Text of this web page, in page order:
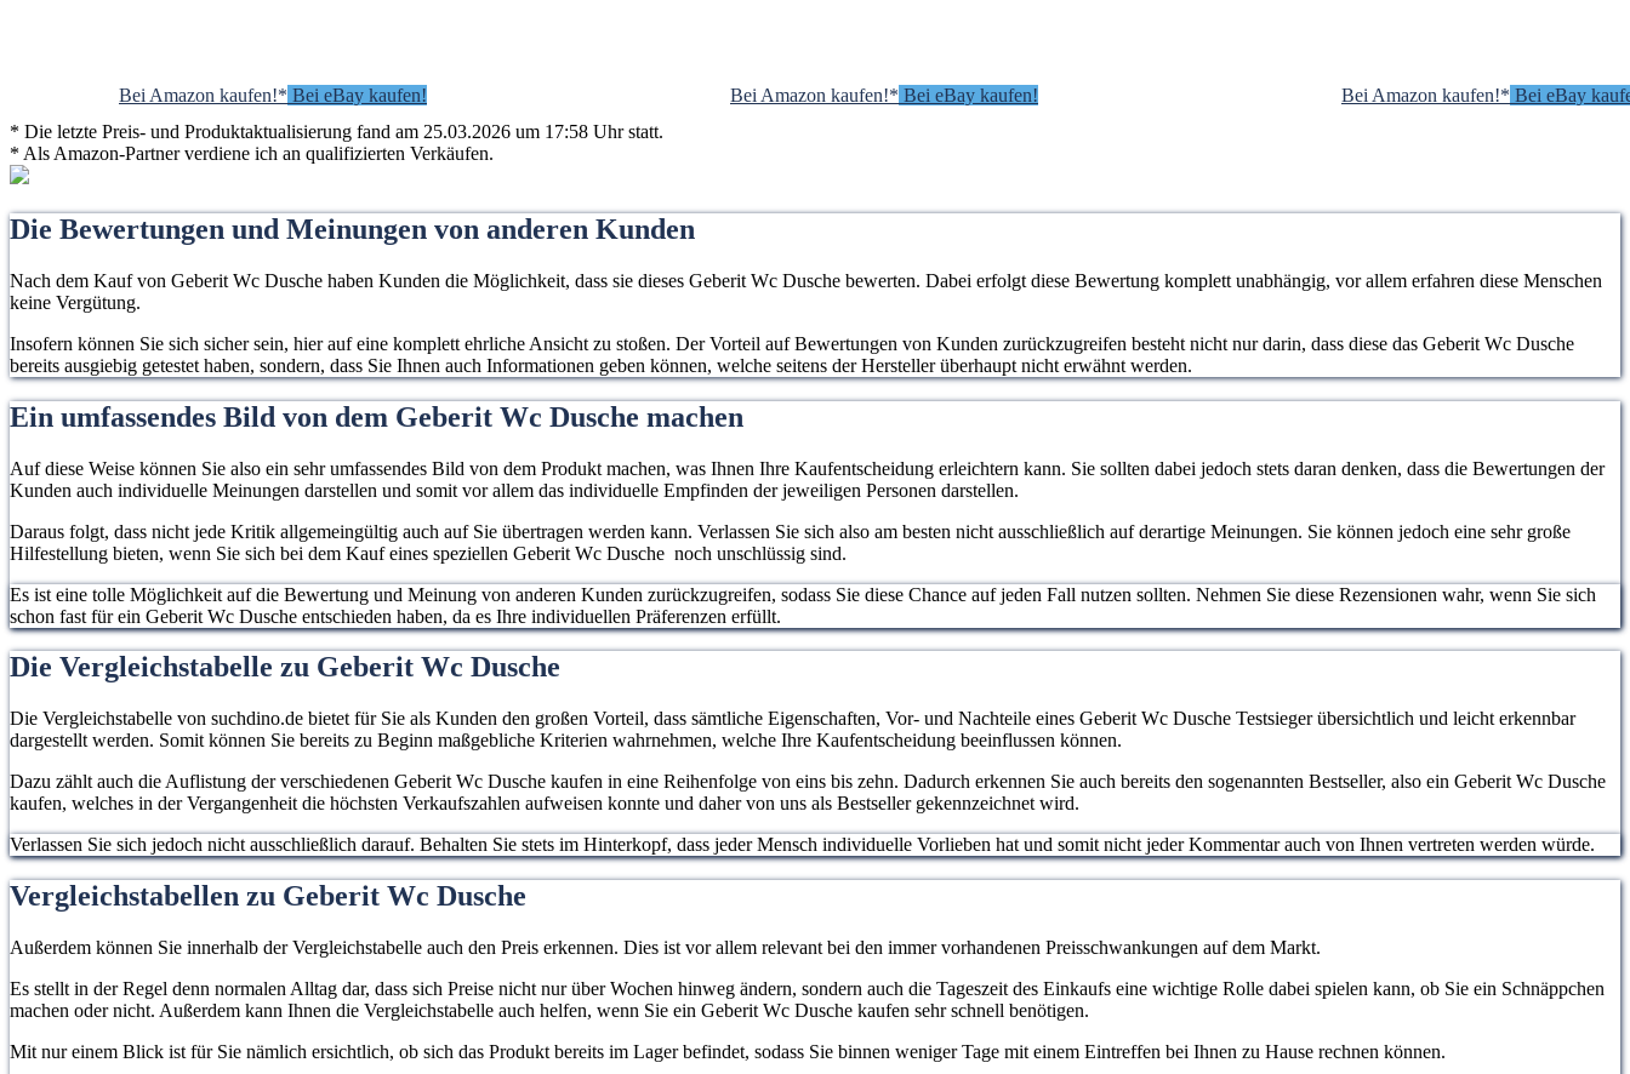
Bei Amazon kaufen!* Bei eBay kaufen! Bei Amazon kaufen!* Bei eBay kaufen! Bei Amazon kaufen!* Bei eBay
* Die letzte Preis- und Produktaktualisierung fand am 25.03.2026 um 17:58 Uhr statt.
* Als Amazon-Partner verdiene ich an qualifizierten Verkäufen.
Die Bewertungen und Meinungen von anderen Kunden
Nach dem Kauf von Geberit Wc Dusche haben Kunden die Möglichkeit, dass sie dieses Geberit Wc Dusche bewerten. Dabei erfolgt diese Bewertung komplett unabhängig, vor allem erfahren diese Menschen
keine Vergütung.
Insofern können Sie sich sicher sein, hier auf eine komplett ehrliche Ansicht zu stoßen. Der Vorteil auf Bewertungen von Kunden zurückzugreifen besteht nicht nur darin, dass diese das Geberit Wc Dusche
bereits ausgiebig getestet haben, sondern, dass Sie Ihnen auch Informationen geben können, welche seitens der Hersteller überhaupt nicht erwähnt werden.
Ein umfassendes Bild von dem Geberit Wc Dusche machen
Auf diese Weise können Sie also ein sehr umfassendes Bild von dem Produkt machen, was Ihnen Ihre Kaufentscheidung erleichtern kann. Sie sollten dabei jedoch stets daran denken, dass die Bewertungen der
Kunden auch individuelle Meinungen darstellen und somit vor allem das individuelle Empfinden der jeweiligen Personen darstellen.
Daraus folgt, dass nicht jede Kritik allgemeingültig auch auf Sie übertragen werden kann. Verlassen Sie sich also am besten nicht ausschließlich auf derartige Meinungen. Sie können jedoch eine sehr große
Hilfestellung bieten, wenn Sie sich bei dem Kauf eines speziellen Geberit Wc Dusche noch unschlüssig sind.
Es ist eine tolle Möglichkeit auf die Bewertung und Meinung von anderen Kunden zurückzugreifen, sodass Sie diese Chance auf jeden Fall nutzen sollten. Nehmen Sie diese Rezensionen wahr, wenn Sie sich
schon fast für ein Geberit Wc Dusche entschieden haben, da es Ihre individuellen Präferenzen erfüllt.
Die Vergleichstabelle zu Geberit Wc Dusche
Die Vergleichstabelle von suchdino.de bietet für Sie als Kunden den großen Vorteil, dass sämtliche Eigenschaften, Vor- und Nachteile eines Geberit Wc Dusche Testsieger übersichtlich und leicht erkennbar
dargestellt werden. Somit können Sie bereits zu Beginn maßgebliche Kriterien wahrnehmen, welche Ihre Kaufentscheidung beeinflussen können.
Dazu zählt auch die Auflistung der verschiedenen Geberit Wc Dusche kaufen in eine Reihenfolge von eins bis zehn. Dadurch erkennen Sie auch bereits den sogenannten Bestseller, also ein Geberit Wc Dusche
kaufen, welches in der Vergangenheit die höchsten Verkaufszahlen aufweisen konnte und daher von uns als Bestseller gekennzeichnet wird.
Verlassen Sie sich jedoch nicht ausschließlich darauf. Behalten Sie stets im Hinterkopf, dass jeder Mensch individuelle Vorlieben hat und somit nicht jeder Kommentar auch von Ihnen vertreten werden würde.
Vergleichstabellen zu Geberit Wc Dusche
Außerdem können Sie innerhalb der Vergleichstabelle auch den Preis erkennen. Dies ist vor allem relevant bei den immer vorhandenen Preisschwankungen auf dem Markt.
Es stellt in der Regel denn normalen Alltag dar, dass sich Preise nicht nur über Wochen hinweg ändern, sondern auch die Tageszeit des Einkaufs eine wichtige Rolle dabei spielen kann, ob Sie ein Schnäppchen
machen oder nicht. Außerdem kann Ihnen die Vergleichstabelle auch helfen, wenn Sie ein Geberit Wc Dusche kaufen sehr schnell benötigen.
Mit nur einem Blick ist für Sie nämlich ersichtlich, ob sich das Produkt bereits im Lager befindet, sodass Sie binnen weniger Tage mit einem Eintreffen bei Ihnen zu Hause rechnen können.